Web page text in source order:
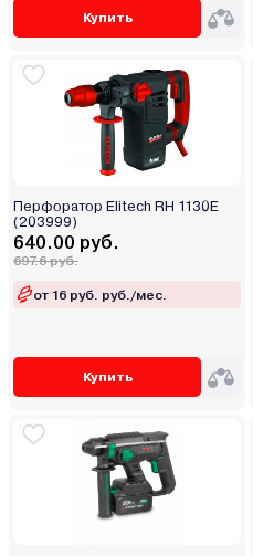
Купить
Перфоратор Elitech RH 1130E
(203999)
640.00 руб.
697.6 руб.
от 16 руб. руб./мес.
Купить